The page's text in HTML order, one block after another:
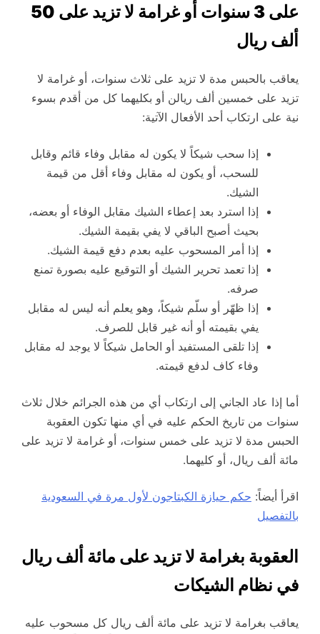
على 3 سنوات أو غرامة لا تزيد على 50
ألف ريال
يعاقب بالحبس مدة لا تزيد على ثلاث سنوات، أو غرامة لا
تزيد على خمسين ألف ريالن أو بكليهما كل من أقدم بسوء
نية على ارتكاب أحد الأفعال الآتية:
إذا سحب شيكاً لا يكون له مقابل وفاء قائم وقابل
للسحب، أو يكون له مقابل وفاء أقل من قيمة
الشيك.
إذا استرد بعد إعطاء الشيك مقابل الوفاء أو بعضه،
بحيث أصبح الباقي لا يفي بقيمة الشيك.
إذا أمر المسحوب عليه بعدم دفع قيمة الشيك.
إذا تعمد تحرير الشيك أو التوقيع عليه بصورة تمنع
صرفه.
إذا ظهّر أو سلّم شيكاً، وهو يعلم أنه ليس له مقابل
يفي بقيمته أو أنه غير قابل للصرف.
إذا تلقى المستفيد أو الحامل شيكاً لا يوجد له مقابل
وفاء كاف لدفع قيمته.
أما إذا عاد الجاني إلى ارتكاب أي من هذه الجرائم خلال ثلاث
سنوات من تاريخ الحكم عليه في أي منها تكون العقوبة
الحبس مدة لا تزيد على خمس سنوات، أو غرامة لا تزيد على
مائة ألف ريال، أو كليهما.
اقرأ أيضاً: حكم حيازة الكبتاجون لأول مرة في السعودية
بالتفصيل
العقوبة بغرامة لا تزيد على مائة ألف ريال
في نظام الشيكات
يعاقب بغرامة لا تزيد على مائة ألف ريال كل مسحوب عليه